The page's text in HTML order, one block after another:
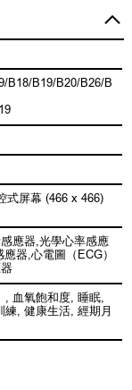
B18/B19/B20/B26/B
式屏幕 (466 x 466)
應器,光學心率感應
器,心電圖（ECG）
, 血氧飽和度, 睡眠,
, 健康生活, 經期月